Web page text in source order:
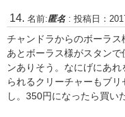
名前:匿名 : 投稿日：
チャンドラからのボーラス
あとボーラス様がスタン
ンありそう。なにげにあ
られるクリーチャーもブ
し。350円になったら買い